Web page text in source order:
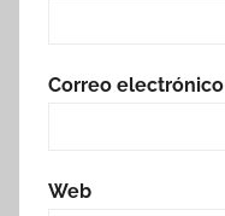
Correo electrónico
Web